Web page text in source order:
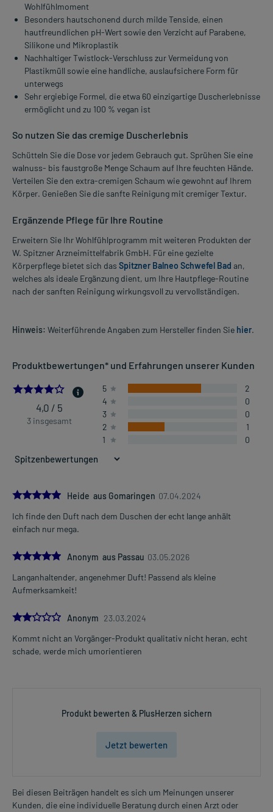
Wohlfühlmoment
Besonders hautschonend durch milde Tenside, einen
hautfreundlichen pH-Wert sowie den Verzicht auf Parabene,
Silikone und Mikroplastik
Nachhaltiger Twistlock-Verschluss zur Vermeidung von
Plastikmüll sowie eine handliche, auslaufsichere Form für
unterwegs
Sehr ergiebige Formel, die etwa 60 einzigartige Duscherlebnisse
ermöglicht und zu 100 % vegan ist
So nutzen Sie das cremige Duscherlebnis
Schütteln Sie die Dose vor jedem Gebrauch gut. Sprühen Sie eine
walnuss- bis faustgroße Menge Schaum auf Ihre feuchten Hände.
Verteilen Sie den extra-cremigen Schaum wie gewohnt auf Ihrem
Körper. Genießen Sie die sanfte Reinigung mit cremiger Textur.
Ergänzende Pflege für Ihre Routine
Erweitern Sie Ihr Wohlfühlprogramm mit weiteren Produkten der
W. Spitzner Arzneimittelfabrik GmbH. Für eine gezielte
Körperpflege bietet sich das Spitzner Balneo Schwefel Bad an,
welches als ideale Ergänzung dient, um Ihre Hautpflege-Routine
nach der sanften Reinigung wirkungsvoll zu vervollständigen.
Hinweis: Weiterführende Angaben zum Hersteller finden Sie hier.
Produktbewertungen* und Erfahrungen unserer Kunden
4.0
4,0 / 5
3 insgesamt
5
2
4
0
3
0
2
1
1
0
5.0
Heide aus Gomaringen 07.04.2024
Ich finde den Duft nach dem Duschen der echt lange anhält
einfach nur mega.
5.0Anonym aus Passau 03.05.2026
Langanhaltender, angenehmer Duft! Passend als kleine
Aufmerksamkeit!
2.0Anonym 23.03.2024
Kommt nicht an Vorgänger-Produkt qualitativ nicht heran, echt
schade, werde mich umorientieren
Produkt bewerten & PlusHerzen sichern
Jetzt bewerten
Bei diesen Beiträgen handelt es sich um Meinungen unserer
Kunden, die eine individuelle Beratung durch einen Arzt oder